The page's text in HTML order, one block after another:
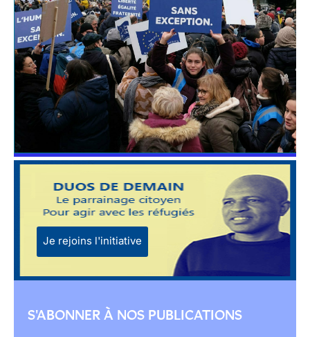
Je rejoins l'initiative
S'ABONNER À NOS PUBLICATIONS